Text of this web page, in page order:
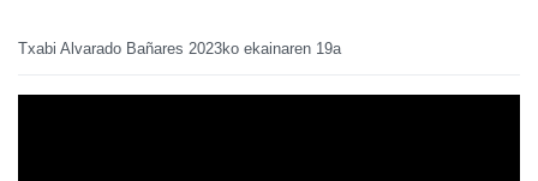
Txabi Alvarado Bañares 2023ko ekainaren 19a